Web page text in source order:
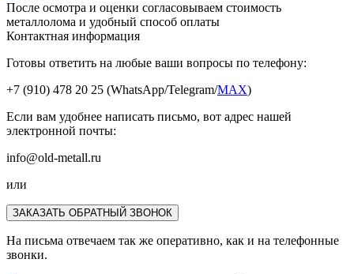
После осмотра и оценки согласовываем стоимость
металлолома и удобный способ оплаты
Контактная информация
Готовы ответить на любые ваши вопросы по телефону:
+7 (910) 478 20 25 (WhatsApp/Telegram/MAX)
Если вам удобнее написать письмо, вот адрес нашей
электронной почты:
info@old-metall.ru
или
ЗАКАЗАТЬ ОБРАТНЫЙ ЗВОНОК
На письма отвечаем так же оперативно, как и на телефонные
звонки.